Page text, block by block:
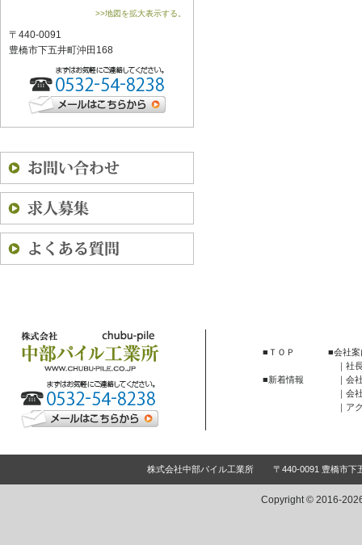
>>地図を拡大表示する。
〒440-0091
豊橋市下五井町沖田168
ＴＯＰ
新着情報
会社案
社
会
会
ア
株式会社中部パイル工業所 〒440-0091 豊橋市下
Copyright © 2016-